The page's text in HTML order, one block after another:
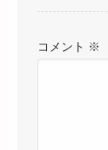
コメント ※